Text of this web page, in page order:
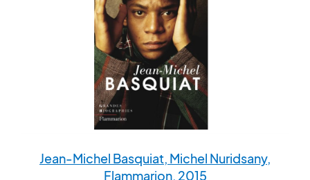
Jean-Michel Basquiat, Michel Nuridsany,
Flammarion, 2015